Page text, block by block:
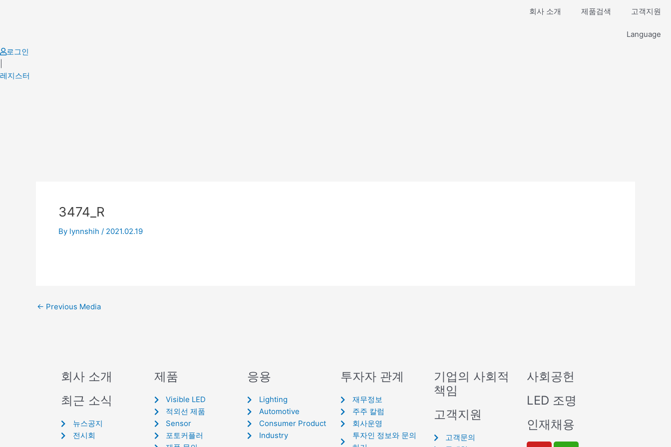
회사 소개 제품검색 고객지원
Language
로그인
레지스터
3474_R
By lynnshih / 2021.02.19
← Previous Media
회사 소개
최근 소식
뉴스공지
전시회
제품
Visible LED
적외선 제품
Sensor
포토커플러
응용
Lighting
Automotive
Consumer Product
Industry
투자자 관계
재무정보
주주 칼럼
회사운영
투자인 정보와 문의
기업의 사회적
책임
고객지원
고객문의
사회공헌
LED 조명
인재채용